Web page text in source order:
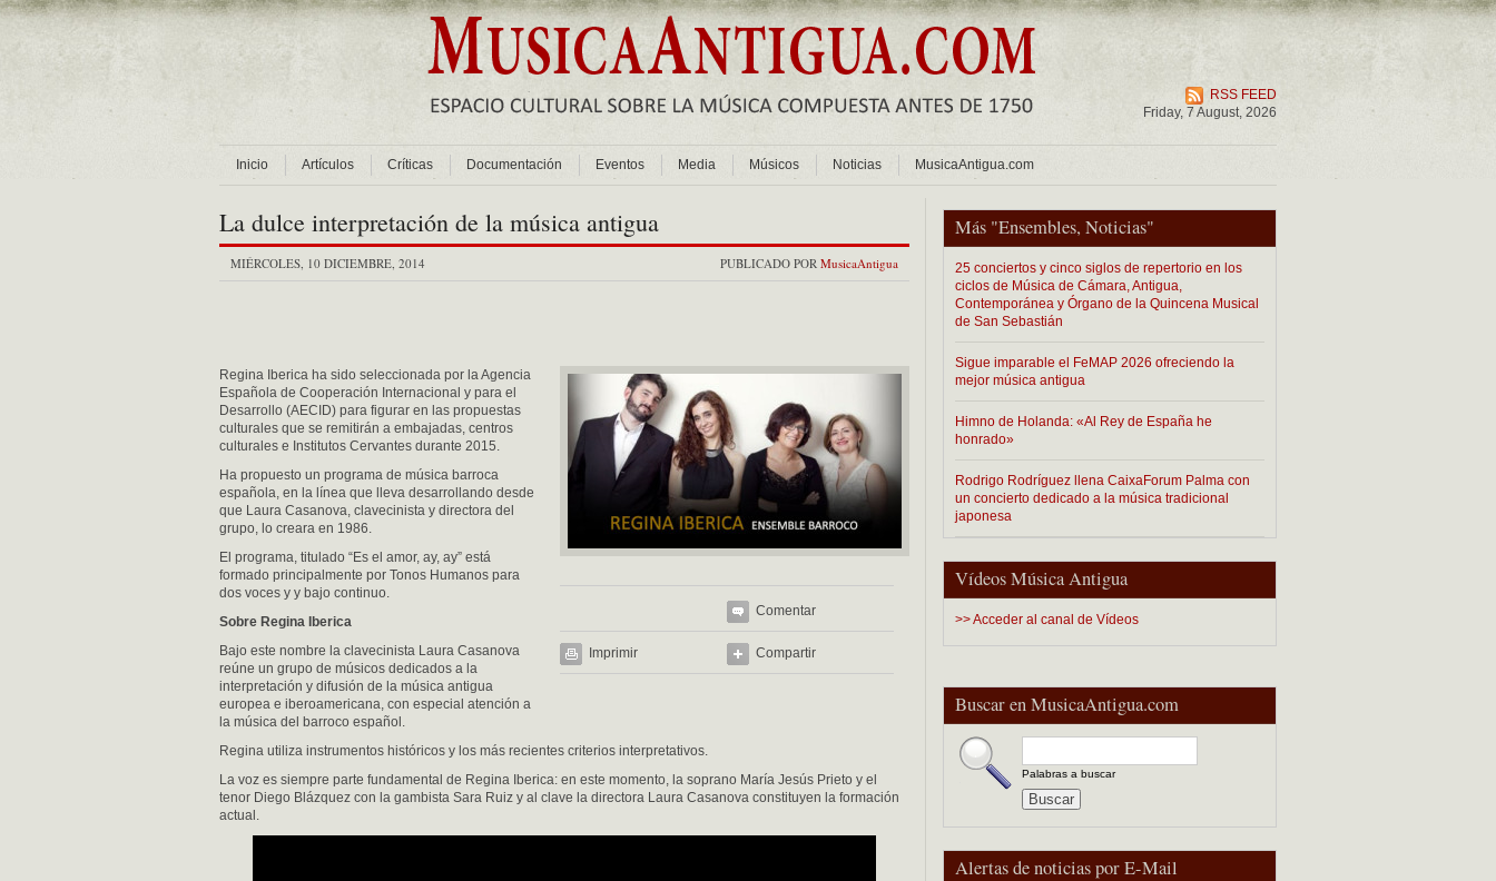
RSS FEED
Friday, 7 August, 2026
Inicio Artículos Críticas Documentación Eventos Media Músicos Noticias MusicaAntigua.com
Más "Ensembles, Noticias"
25 conciertos y cinco siglos de repertorio en los
ciclos de Música de Cámara, Antigua,
Contemporánea y Órgano de la Quincena Musical
de San Sebastián
Sigue imparable el FeMAP 2026 ofreciendo la
mejor música antigua
Himno de Holanda: «Al Rey de España he
honrado»
Rodrigo Rodríguez llena CaixaForum Palma con
un concierto dedicado a la música tradicional
japonesa
Vídeos Música Antigua
>> Acceder al canal de Vídeos
Buscar en MusicaAntigua.com
Palabras a buscar
Alertas de noticias por E-Mail
La dulce interpretación de la música antigua
PUBLICADO POR MusicaAntigua
MIÉRCOLES, 10 DICIEMBRE, 2014
Comentar
Imprimir Compartir
Regina Iberica ha sido seleccionada por la Agencia
Española de Cooperación Internacional y para el
Desarrollo (AECID) para figurar en las propuestas
culturales que se remitirán a embajadas, centros
culturales e Institutos Cervantes durante 2015.
Ha propuesto un programa de música barroca
española, en la línea que lleva desarrollando desde
que Laura Casanova, clavecinista y directora del
grupo, lo creara en 1986.
El programa, titulado “Es el amor, ay, ay” está
formado principalmente por Tonos Humanos para
dos voces y y bajo continuo.
Sobre Regina Iberica
Bajo este nombre la clavecinista Laura Casanova
reúne un grupo de músicos dedicados a la
interpretación y difusión de la música antigua
europea e iberoamericana, con especial atención a
la música del barroco español.
Regina utiliza instrumentos históricos y los más recientes criterios interpretativos.
La voz es siempre parte fundamental de Regina Iberica: en este momento, la soprano María Jesús Prieto y el
tenor Diego Blázquez con la gambista Sara Ruiz y al clave la directora Laura Casanova constituyen la formación
actual.